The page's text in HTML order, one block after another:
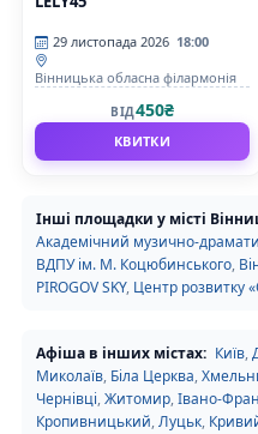
29 листопада 2026 18:00
Вінницька обласна філармонія
ВІД450₴
КВИТКИ
Інші площадки у місті
Академічний музично-
ВДПУ ім. М. Коцюбинського,
PIROGOV SKY, Центр розвитку
Афіша в інших містах: Київ,
Миколаїв, Біла Церква,
Чернівці,Житомир,Івано-
Кропивницький,Луцьк,